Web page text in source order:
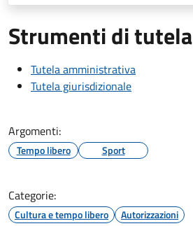
Strumenti di tutela
Tutela amministrativa
Tutela giurisdizionale
Argomenti:
Tempo libero Sport
Categorie:
Cultura e tempo libero Autorizzazioni